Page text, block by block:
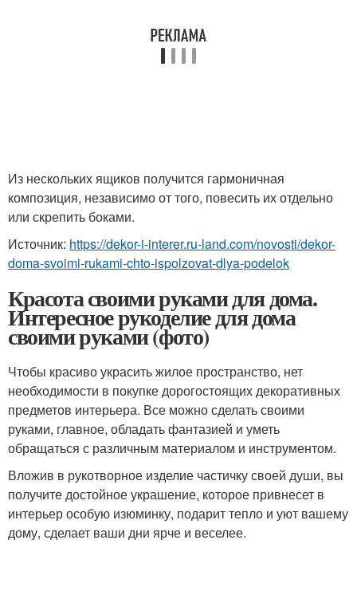
Из нескольких ящиков получится гармоничная
композиция, независимо от того, повесить их отдельно
или скрепить боками.
Источник: https://dekor-i-interer.ru-land.com/novosti/dekor-
doma-svoimi-rukami-chto-ispolzovat-dlya-podelok
Красота своими руками для дома.
Интересное рукоделие для дома
своими руками (фото)
Чтобы красиво украсить жилое пространство, нет
необходимости в покупке дорогостоящих декоративных
предметов интерьера. Все можно сделать своими
руками, главное, обладать фантазией и уметь
обращаться с различным материалом и инструментом.
Вложив в рукотворное изделие частичку своей души, вы
получите достойное украшение, которое привнесет в
интерьер особую изюминку, подарит тепло и уют вашему
дому, сделает ваши дни ярче и веселее.